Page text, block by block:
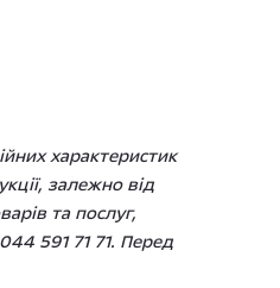
характеристик
залежно від
та послуг,
591 71 71. Перед